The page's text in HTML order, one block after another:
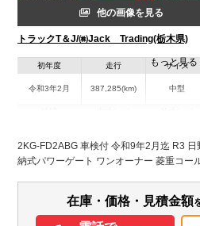
他の画像を見る
トラックT＆J/㈱Jack Trading(栃木県)
初年度
令和3年2月
走行
387,285(km)
サイズ
中型
H:2,030
H:3,320
パワステ パワーウィンドウ ABS
ETC
バックモニター
もっと見る
2KG-FD2ABG 車検付 令和9年2月迄 R3
納式パワーゲート ワンオーナー 菱重コ
在庫・価格・見積金額